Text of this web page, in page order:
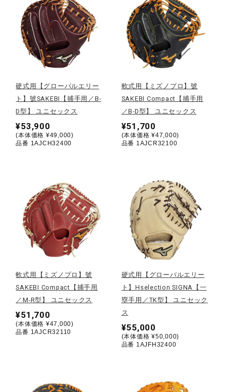
インナー
寝具／ミズノスリープ
アウトドア／レイン
サポーター
ジュニア／キッズ
メディカル
コラボ／ライセンス
サポート
硬式用【グローバルエリー
ト】號SAKEBI【捕手用／B-
D型】 ユニセックス
¥53,900
(本体価格 ¥49,000)
品番 1AJCH32400
軟式用【ミズノプロ】號
SAKEBI Compact【捕手用
／B-D型】 ユニセックス
¥51,700
(本体価格 ¥47,000)
品番 1AJCR32100
軟式用【ミズノプロ】號
SAKEBI Compact【捕手用
／M-R型】 ユニセックス
¥51,700
(本体価格 ¥47,000)
品番 1AJCR32110
硬式用【グローバルエリー
ト】Hselection SIGNA【一
塁手用／TK型】 ユニセック
ス
¥55,000
(本体価格 ¥50,000)
品番 1AJFH32400